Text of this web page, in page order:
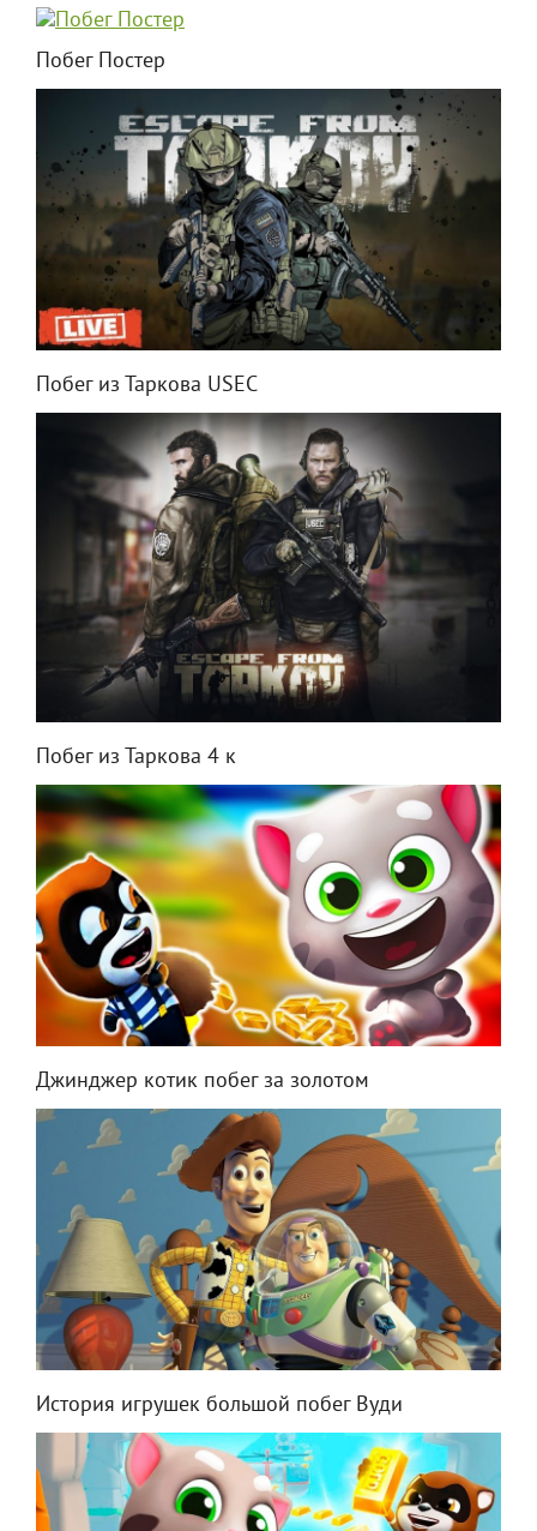
Побег Постер
Побег из Таркова USEC
Побег из Таркова 4 к
Джинджер котик побег за золотом
История игрушек большой побег Вуди